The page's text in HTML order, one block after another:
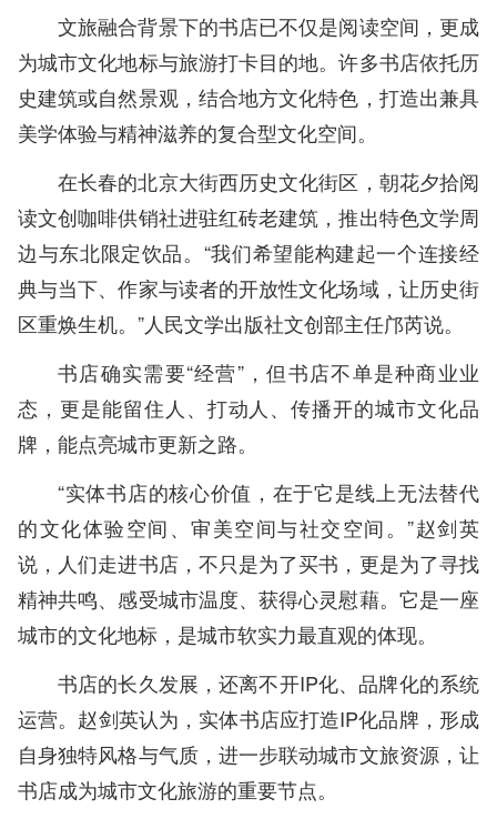
文旅融合背景下的书店已不仅是阅读空间，更成
为城市文化地标与旅游打卡目的地。许多书店依托历
史建筑或自然景观，结合地方文化特色，打造出兼具
美学体验与精神滋养的复合型文化空间。
在长春的北京大街西历史文化街区，朝花夕拾阅
读文创咖啡供销社进驻红砖老建筑，推出特色文学周
边与东北限定饮品。“我们希望能构建起一个连接经
典与当下、作家与读者的开放性文化场域，让历史街
区重焕生机。”人民文学出版社文创部主任邝芮说。
书店确实需要“经营”，但书店不单是种商业业
态，更是能留住人、打动人、传播开的城市文化品
牌，能点亮城市更新之路。
“实体书店的核心价值，在于它是线上无法替代
的文化体验空间、审美空间与社交空间。”赵剑英
说，人们走进书店，不只是为了买书，更是为了寻找
精神共鸣、感受城市温度、获得心灵慰藉。它是一座
城市的文化地标，是城市软实力最直观的体现。
书店的长久发展，还离不开IP化、品牌化的系统
运营。赵剑英认为，实体书店应打造IP化品牌，形成
自身独特风格与气质，进一步联动城市文旅资源，让
书店成为城市文化旅游的重要节点。